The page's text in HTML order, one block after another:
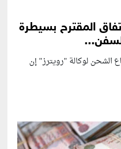
المقترح بسيطرة
الشحن لوكالة "رويترز" إن